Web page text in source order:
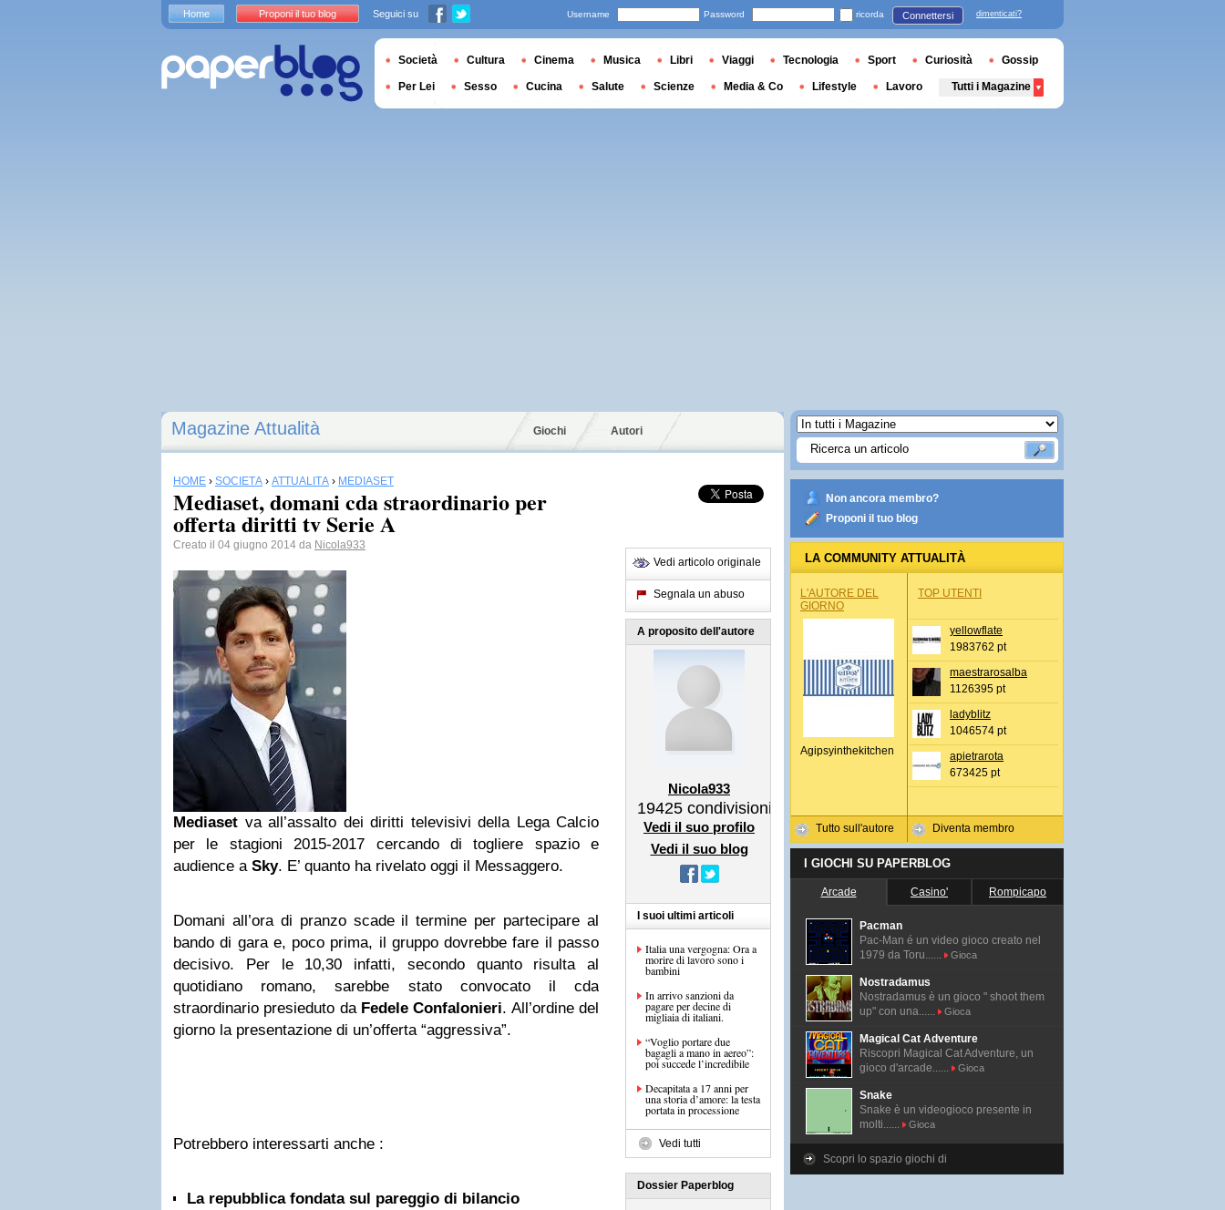
Magazine Attualità Giochi Autori
HOME › SOCIETÀ › ATTUALITÀ › MEDIASET
Mediaset, domani cda straordinario per
offerta diritti tv Serie A
Creato il 04 giugno 2014 da Nicola933
Mediaset va all’assalto dei diritti televisivi della Lega Calcio
per le stagioni 2015-2017 cercando di togliere spazio e
audience a Sky. E’ quanto ha rivelato oggi il Messaggero.
Domani all’ora di pranzo scade il termine per partecipare al
bando di gara e, poco prima, il gruppo dovrebbe fare il passo
decisivo. Per le 10,30 infatti, secondo quanto risulta al
quotidiano romano, sarebbe stato convocato il cda
straordinario presieduto da Fedele Confalonieri. All’ordine del
giorno la presentazione di un’offerta “aggressiva”.
Potrebbero interessarti anche :
La repubblica fondata sul pareggio di bilancio
Vedi articolo originale
Segnala un abuso
A proposito dell'autore
Nicola933
19425 condivisioni
Vedi il suo profilo
Vedi il suo blog
I suoi ultimi articoli
Italia una vergogna: Ora a
morire di lavoro sono i
bambini
In arrivo sanzioni da
pagare per decine di
migliaia di italiani.
“Voglio portare due
bagagli a mano in aereo”:
poi succede l’incredibile
Decapitata a 17 anni per
una storia d’amore: la testa
portata in processione
Vedi tutti
Dossier Paperblog
Non ancora membro?
Proponi il tuo blog
LA COMMUNITY ATTUALITÀ
L'AUTORE DEL
GIORNO
Agipsyinthekitchen
Tutto sull'autore
TOP UTENTI
yellowflate
1983762 pt
maestrarosalba
1126395 pt
ladyblitz
1046574 pt
apietrarota
673425 pt
Diventa membro
I GIOCHI SU PAPERBLOG
Arcade Casino' Rompicapo
Pacman
Pac-Man é un video gioco creato nel
1979 da Toru......
Gioca
Nostradamus
Nostradamus è un gioco " shoot them
up" con una......
Gioca
Magical Cat Adventure
Riscopri Magical Cat Adventure, un
gioco d'arcade......
Gioca
Snake
Snake è un videogioco presente in
molti......
Gioca
Scopri lo spazio giochi di
Home Proponi il tuo blog Seguici su Username Password ricorda Connettersi dimenticati?
Società Cultura Cinema Musica Libri Viaggi Tecnologia Sport Curiosità Gossip
Per Lei Sesso Cucina Salute Scienze Media & Co Lifestyle Lavoro Tutti i Magazine